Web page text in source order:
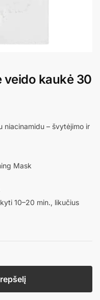
veido kaukė 30
niacinamidu – švytėjimo ir
Mask
10–20 min., likučius